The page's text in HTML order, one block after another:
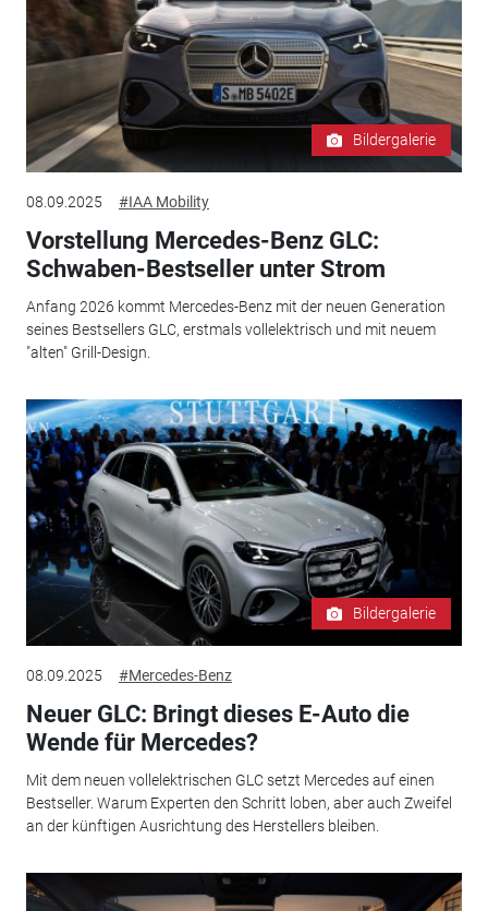
Bildergalerie
08.09.2025 #IAA Mobility
Vorstellung Mercedes-Benz GLC:
Schwaben-Bestseller unter Strom
Anfang 2026 kommt Mercedes-Benz mit der neuen Generation
seines Bestsellers GLC, erstmals vollelektrisch und mit neuem
"alten" Grill-Design.
Bildergalerie
08.09.2025 #Mercedes-Benz
Neuer GLC: Bringt dieses E-Auto die
Wende für Mercedes?
Mit dem neuen vollelektrischen GLC setzt Mercedes auf einen
Bestseller. Warum Experten den Schritt loben, aber auch Zweifel
an der künftigen Ausrichtung des Herstellers bleiben.